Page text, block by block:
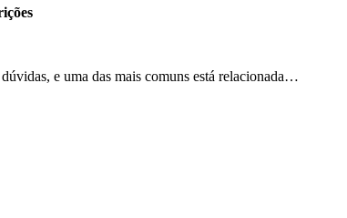
e uma das mais comuns está relacionada…